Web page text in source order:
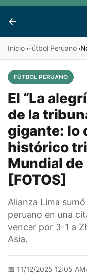
←
Vives
Inicio ›Fútbol Peruano ›
FÚTBOL PERUANO
El “La
de la
gigante: lo
histórico
Mundial de
[FOTOS]
Alianza Lima
peruano en una
vencer por 3-1 a
Asia.
📅 11/12/2025 12:05 AM